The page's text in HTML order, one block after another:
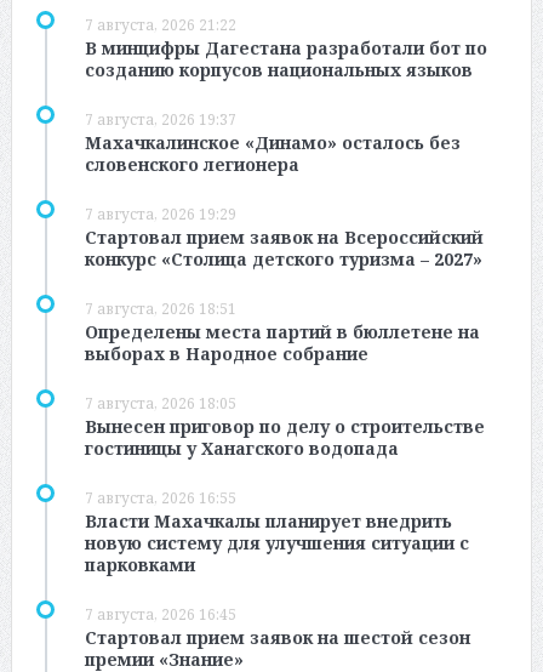
7 августа, 2026 21:22
В минцифры Дагестана разработали бот по
созданию корпусов национальных языков
7 августа, 2026 19:37
Махачкалинское «Динамо» осталось без
словенского легионера
7 августа, 2026 19:29
Стартовал прием заявок на Всероссийский
конкурс «Столица детского туризма – 2027»
7 августа, 2026 18:51
Определены места партий в бюллетене на
выборах в Народное собрание
7 августа, 2026 18:05
Вынесен приговор по делу о строительстве
гостиницы у Ханагского водопада
7 августа, 2026 16:55
Власти Махачкалы планирует внедрить
новую систему для улучшения ситуации с
парковками
7 августа, 2026 16:45
Стартовал прием заявок на шестой сезон
премии «Знание»